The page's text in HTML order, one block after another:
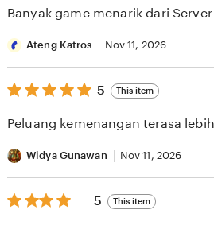
5
Banyak game menarik dari
Ateng Katros Nov 11, 2026
5
out
5
5 This item
Peluang kemenangan terasa
Widya Gunawan Nov 11, 2026
5
out
5 This item